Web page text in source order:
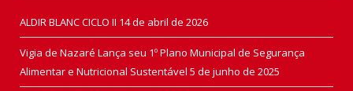
ALDIR BLANC CICLO II 14 de abril de 2026
Vigia de Nazaré Lança seu 1º Plano Municipal de Segurança
Alimentar e Nutricional Sustentável 5 de junho de 2025